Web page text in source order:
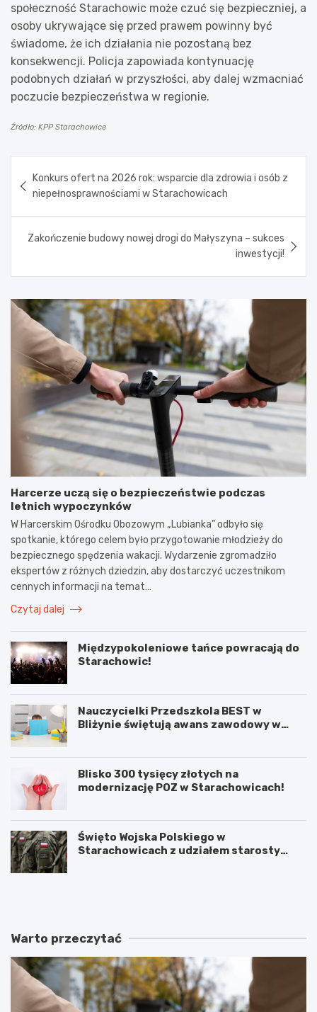
społeczność Starachowic może czuć się bezpieczniej, a
osoby ukrywające się przed prawem powinny być
świadome, że ich działania nie pozostaną bez
konsekwencji. Policja zapowiada kontynuację
podobnych działań w przyszłości, aby dalej wzmacniać
poczucie bezpieczeństwa w regionie.
Źródło: KPP Starachowice
wpisu
Konkurs ofert na 2026 rok: wsparcie dla zdrowia i osób z
niepełnosprawnościami w Starachowicach
Zakończenie budowy nowej drogi do Małyszyna – sukces
inwestycji!
Harcerze uczą się o bezpieczeństwie podczas
letnich wypoczynków
W Harcerskim Ośrodku Obozowym „Lubianka” odbyło się
spotkanie, którego celem było przygotowanie młodzieży do
bezpiecznego spędzenia wakacji. Wydarzenie zgromadziło
ekspertów z różnych dziedzin, aby dostarczyć uczestnikom
cennych informacji na temat…
Czytaj dalej
Międzypokoleniowe tańce powracają do
Starachowic!
Nauczycielki Przedszkola BEST w
Bliżynie świętują awans zawodowy w
Blisko 300 tysięcy złotych na
modernizację POZ w Starachowicach!
Święto Wojska Polskiego w
Starachowicach z udziałem starosty
M
y
o
Ś
o
o
Warto przeczytać